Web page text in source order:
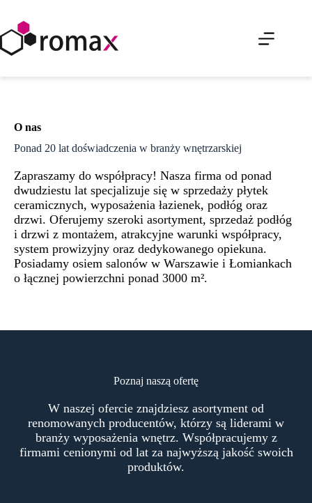
treści
O nas
Ponad 20 lat doświadczenia w branży wnętrzarskiej
Zapraszamy do współpracy! Nasza firma od ponad
dwudziestu lat specjalizuje się w sprzedaży płytek
ceramicznych, wyposażenia łazienek, podłóg oraz
drzwi. Oferujemy szeroki asortyment, sprzedaż podłóg
i drzwi z montażem, atrakcyjne warunki współpracy,
system prowizyjny oraz dedykowanego opiekuna.
Posiadamy osiem salonów w Warszawie i Łomiankach
o łącznej powierzchni ponad 3000 m².
Poznaj naszą ofertę
W naszej ofercie znajdziesz asortyment od
renomowanych producentów, którzy są liderami w
branży wyposażenia wnętrz. Współpracujemy z
firmami cenionymi od lat za najwyższą jakość swoich
produktów.